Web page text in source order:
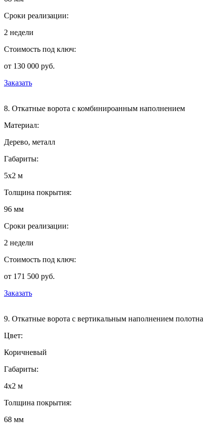
Сроки реализации:
2 недели
Стоимость под ключ:
от 130 000 руб.
Заказать
8. Откатные ворота с комбинироанным наполнением
Материал:
Дерево, металл
Габариты:
5х2 м
Толщина покрытия:
96 мм
Сроки реализации:
2 недели
Стоимость под ключ:
от 171 500 руб.
Заказать
9. Откатные ворота с вертикальным наполнением полотна
Цвет:
Коричневый
Габариты:
4х2 м
Толщина покрытия:
68 мм